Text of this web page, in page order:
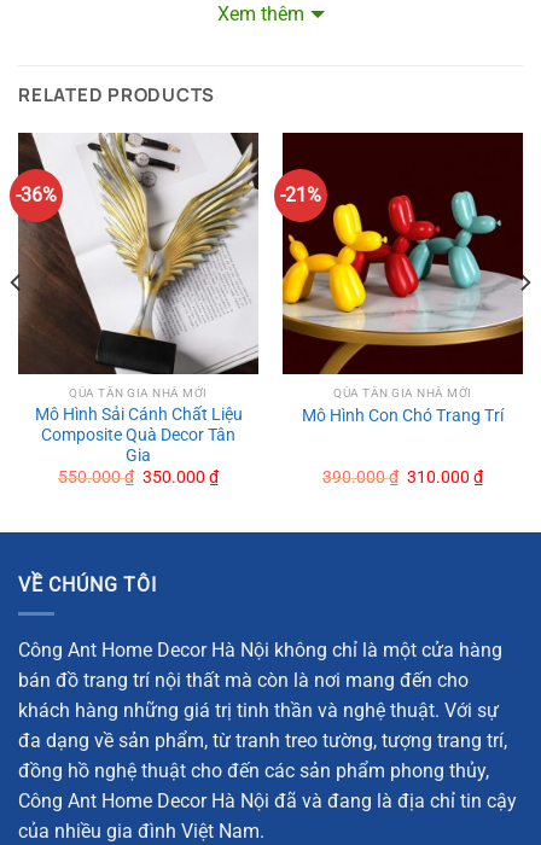
Mô Hình Sải Cánh Chất Liệu Composite Quà Decor Tân
Gia
Tượng Nữ Hiệp Sĩ Cưỡi Ngựa Sang Trọng
Tượng Cô Gái Nghệ Thuật Chất Liệu Composite Làm
Mô Hình Con Chó Trang Trí
Tượng Cá Kiếm Trang Trí Được Ưa Chuộng
Tượng chim công có kích thước khá lớn thích hợp bày
phòng khách
Ý Nghĩa Phong Thủy Của Tượng Chim Công
Xem thêm
RELATED PRODUCTS
-36%
QÙA TÂN GIA NHÀ MỚI
Mô Hình Sải Cánh Chất Liệu
Composite Quà Decor Tân
Gia
550.000₫ Original
350.000₫Current
price
-21%
QÙA TÂN GIA NHÀ MỚI
Mô Hình Con Chó Trang Trí
390.000₫ Original
310.000₫Current
price
VỀ CHÚNG TÔI
Công Ant Home Decor Hà Nội không chỉ là một cửa hàng
bán đồ trang trí nội thất mà còn là nơi mang đến cho
khách hàng những giá trị tinh thần và nghệ thuật. Với sự
đa dạng về sản phẩm, từ tranh treo tường, tượng trang trí,
đồng hồ nghệ thuật cho đến các sản phẩm phong thủy,
Công Ant Home Decor Hà Nội đã và đang là địa chỉ tin cậy
của nhiều gia đình Việt Nam.